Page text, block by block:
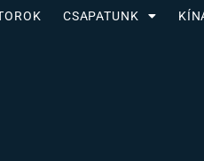
CSAPATUNK